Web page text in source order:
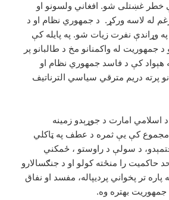
خطر غښتلى شو. افغاني ولسونو او
له لاسه ورکړ. د جمهوري نظام او د
په وړاندې نفرت زيات شو. په پايله کې
د جمهوريت له واکمنانو مخ د طالبانو پر
هېواد کې د فاسد جمهوري نظام او
پرته دريم مترقي سياسي الترناتيف
امارت د جوړېدو زمينه
کې يې ثمره د عطف په ټاکلي
د سولې د راوستو ، ځمکني
حاکمیت را منځته کولو او د جنګسالارو
پاره تر پخواني پرديپاله، مفسد او نفاق
بهتره وه.